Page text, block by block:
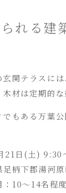
れる建
関テラスに
材は定期的
もある万葉
21⽇(⼟) 9:30
柄下郡湯河
10〜14名程